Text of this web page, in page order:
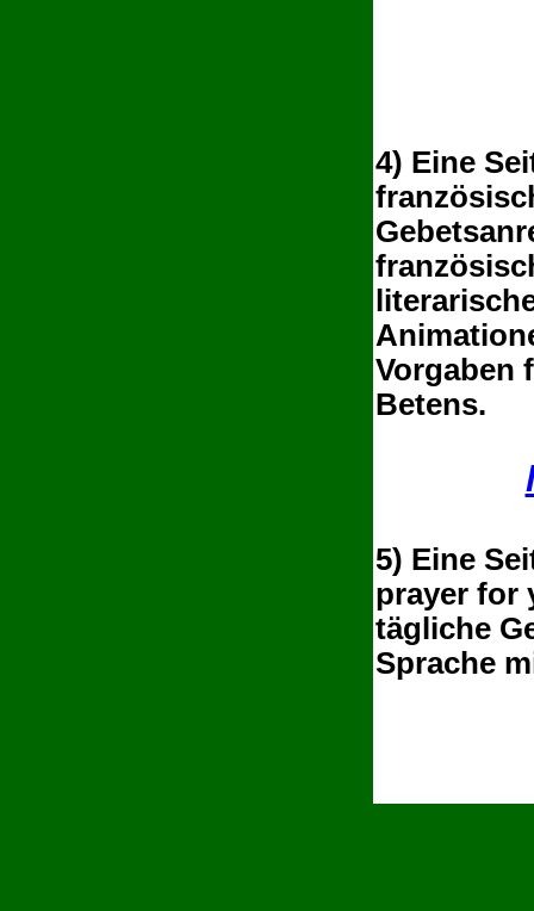
4) Eine
Vorgaben
Betens.
5) Eine
prayer for
tägliche
Sprache